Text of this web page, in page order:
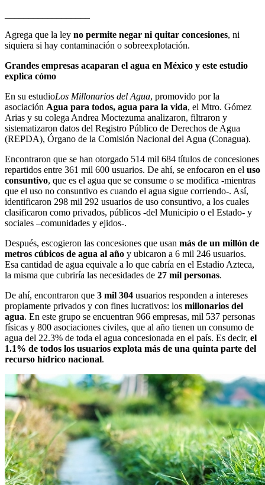
Agrega que la ley no permite negar ni quitar concesiones, ni
siquiera si hay contaminación o sobreexplotación.
Grandes empresas acaparan el agua en México y este estudio
explica cómo
En su estudioLos Millonarios del Agua, promovido por la
asociación Agua para todos, agua para la vida, el Mtro. Gómez
Arias y su colega Andrea Moctezuma analizaron, filtraron y
sistematizaron datos del Registro Público de Derechos de Agua
(REPDA), Órgano de la Comisión Nacional del Agua (Conagua).
Encontraron que se han otorgado 514 mil 684 títulos de concesiones
repartidos entre 361 mil 600 usuarios. De ahí, se enfocaron en el uso
consuntivo, que es el agua que se consume o se modifica -mientras
que el uso no consuntivo es cuando el agua sigue corriendo-. Así,
identificaron 298 mil 292 usuarios de uso consuntivo, a los cuales
clasificaron como privados, públicos -del Municipio o el Estado- y
sociales –comunidades y ejidos-.
Después, escogieron las concesiones que usan más de un millón de
metros cúbicos de agua al año y ubicaron a 6 mil 246 usuarios.
Esa cantidad de agua equivale a lo que cabría en el Estadio Azteca,
la misma que cubriría las necesidades de 27 mil personas.
De ahí, encontraron que 3 mil 304 usuarios responden a intereses
propiamente privados y con fines lucrativos: los millonarios del
agua. En este grupo se encuentran 966 empresas, mil 537 personas
físicas y 800 asociaciones civiles, que al año tienen un consumo de
agua del 22.3% de toda el agua concesionada en el país. Es decir, el
1.1% de todos los usuarios explota más de una quinta parte del
recurso hídrico nacional.